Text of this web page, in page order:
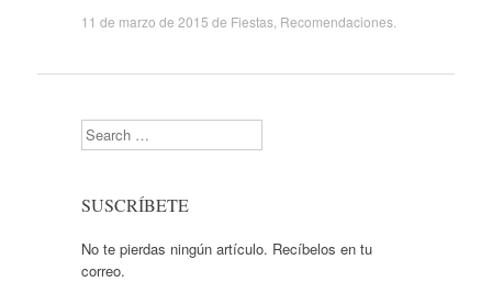
11 de marzo de 2015 de Fiestas, Recomendaciones.
Search
SUSCRÍBETE
No te pierdas ningún artículo. Recíbelos en tu
correo.